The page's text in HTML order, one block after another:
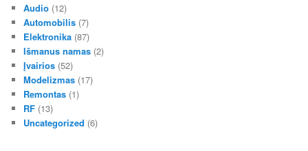
Audio (12)
Automobilis (7)
Elektronika (87)
Išmanus namas (2)
Įvairios (52)
Modelizmas (17)
Remontas (1)
RF (13)
Uncategorized (6)